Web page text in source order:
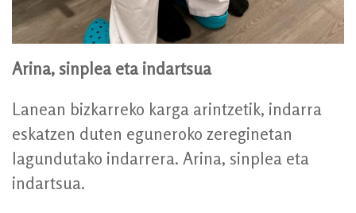
Arina, sinplea eta indartsua
Lanean bizkarreko karga arintzetik, indarra
eskatzen duten eguneroko zereginetan
lagundutako indarrera. Arina, sinplea eta
indartsua.